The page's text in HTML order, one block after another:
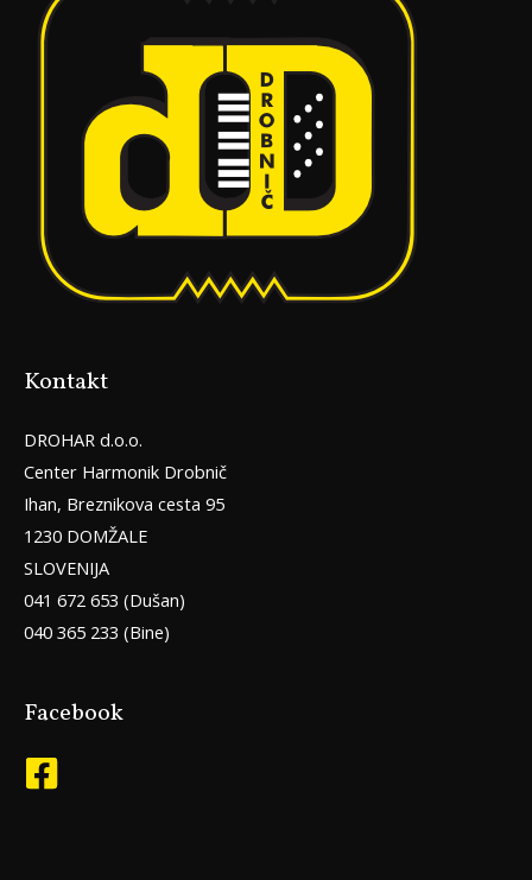
Kontakt
DROHAR d.o.o.
Center Harmonik Drobnič
Ihan, Breznikova cesta 95
1230 DOMŽALE
SLOVENIJA
041 672 653 (Dušan)
040 365 233 (Bine)
Facebook